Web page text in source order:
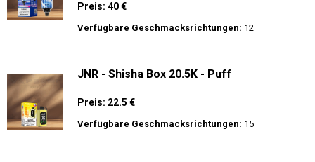
Preis: 40 €
Verfügbare Geschmacksrichtungen: 12
JNR - Shisha Box 20.5K - Puff
Preis: 22.5 €
Verfügbare Geschmacksrichtungen: 15